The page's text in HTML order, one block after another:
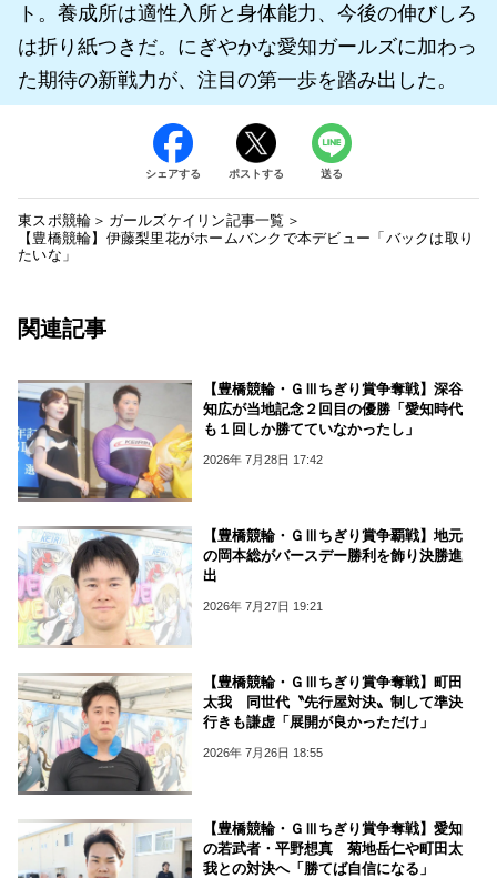
ト。養成所は適性入所と身体能力、今後の伸びしろ
は折り紙つきだ。にぎやかな愛知ガールズに加わっ
た期待の新戦力が、注目の第一歩を踏み出した。
シェアする ポストする 送る
東スポ競輪
ガールズケイリン記事一覧
【豊橋競輪】伊藤梨里花がホームバンクで本デビュー「バックは取り
たいな」
関連記事
【豊橋競輪・ＧⅢちぎり賞争奪戦】深谷
知広が当地記念２回目の優勝「愛知時代
も１回しか勝てていなかったし」
2026年 7月28日 17:42
【豊橋競輪・ＧⅢちぎり賞争覇戦】地元
の岡本総がバースデー勝利を飾り決勝進
出
2026年 7月27日 19:21
【豊橋競輪・ＧⅢちぎり賞争奪戦】町田
太我 同世代〝先行屋対決〟制して準決
行きも謙虚「展開が良かっただけ」
2026年 7月26日 18:55
【豊橋競輪・ＧⅢちぎり賞争奪戦】愛知
の若武者・平野想真 菊地岳仁や町田太
我との対決へ「勝てば自信になる」